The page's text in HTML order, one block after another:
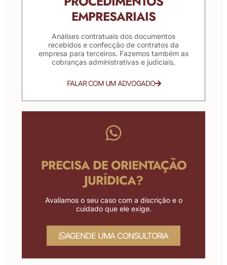
EMPRESARIAIS
Análises contratuais dos documentos
recebidos e confecção de contratos da
empresa para terceiros. Fazemos também as
cobranças administrativas e judiciais.
FALAR COM UM ADVOGADO
PRECISA DE ORIENTAÇÃO
JURÍDICA?
Avaliamos o seu caso com a discrição e o
cuidado que ele exige.
AGENDE UMA CONSULTORIA